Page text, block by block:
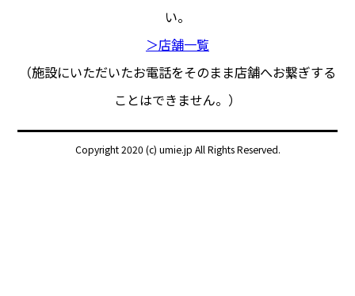
い。
＞店舗一覧
（施設にいただいたお電話をそのまま店舗へお繋ぎする
ことはできません。）
Copyright 2020 (c) umie.jp All Rights Reserved.